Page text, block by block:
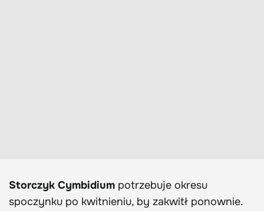
Storczyk Cymbidium potrzebuje okresu
spoczynku po kwitnieniu, by zakwitł ponownie.